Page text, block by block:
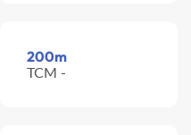
200m
TCM -